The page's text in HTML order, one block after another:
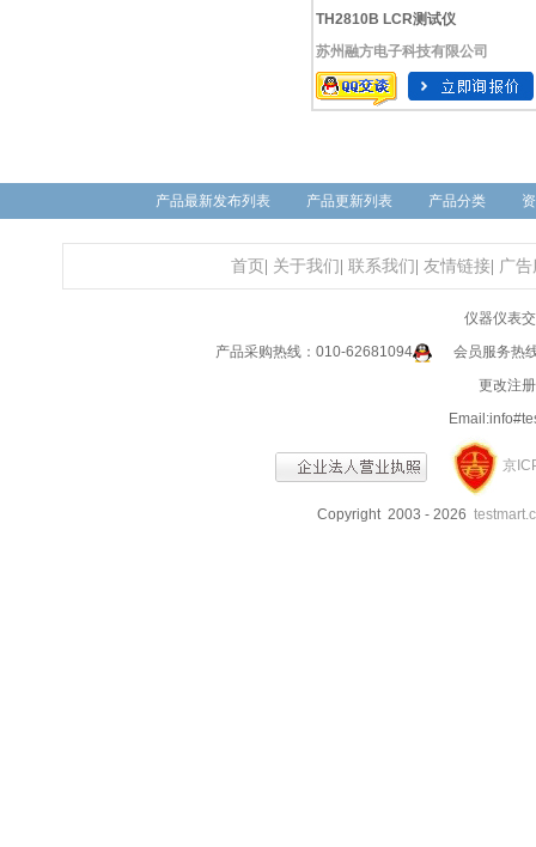
TH2810B LCR测试仪
苏州融方电子科技有限公司
产品最新发布列表 产品更新列表 产品分类
首页 关于我们 联系我们 友情链接| 广告
仪器仪表
产品采购热线：010-62681094
会员服务热
更改注
京
Copyright 2003 - 2026